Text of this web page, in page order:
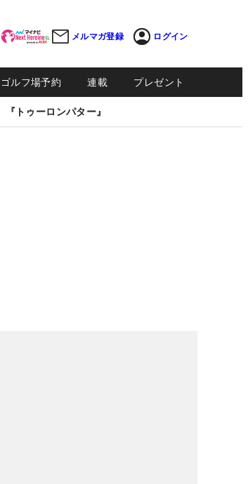
メルマガ登録 ログイン
ゴルフ場予約 連載 プレゼント
トゥーロンパター』